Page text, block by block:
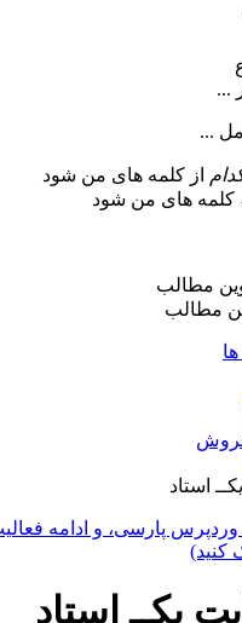
...
...
از کلمه های من شود
کلمه های من شود
مطالب
مطالب
استاد
پارسی، و ادامه
یکــ استاد